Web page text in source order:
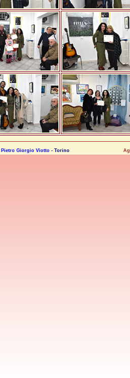
Pietro Giorgio Viotto - Torino